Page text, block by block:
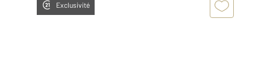
Exclusivité